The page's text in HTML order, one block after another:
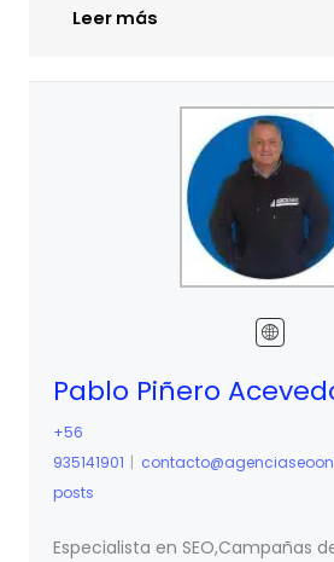
Leer más
Pablo Piñero
+56
935141901 |
posts
Especialista en SEO,Campañas